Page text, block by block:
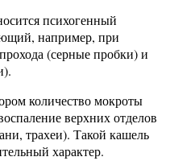
психогенный
например, при
(серные пробки) и
количество мокроты
верхних отделов
трахеи). Такой кашель
характер.